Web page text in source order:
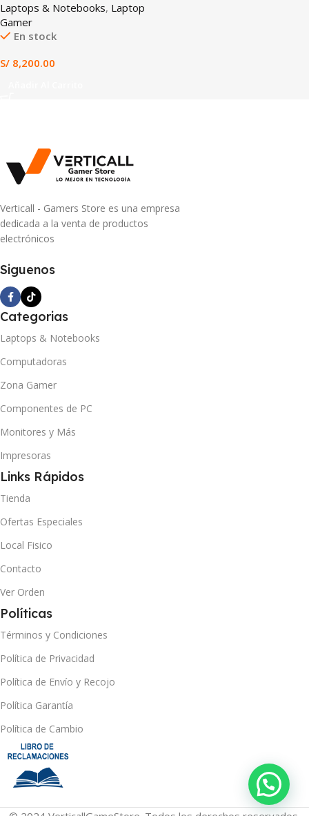
RAM, 1TB SSD, RTX™ 5070 Ti
8GB, 18” QHD+ 240Hz,
Windows 11, Laptop Gaming
Inglés Configurable a
Laptops & Notebooks, Laptop
Gamer
En stock
S/ 8,200.00
Verticall - Gamers Store es una empresa
dedicada a la venta de productos
electrónicos
Siguenos
Categorias
Laptops & Notebooks
Computadoras
Zona Gamer
Componentes de PC
Monitores y Más
Impresoras
Links Rápidos
Tienda
Ofertas Especiales
Local Fisico
Contacto
Ver Orden
Políticas
Términos y Condiciones
Política de Privacidad
Política de Envío y Recojo
Política Garantía
Política de Cambio